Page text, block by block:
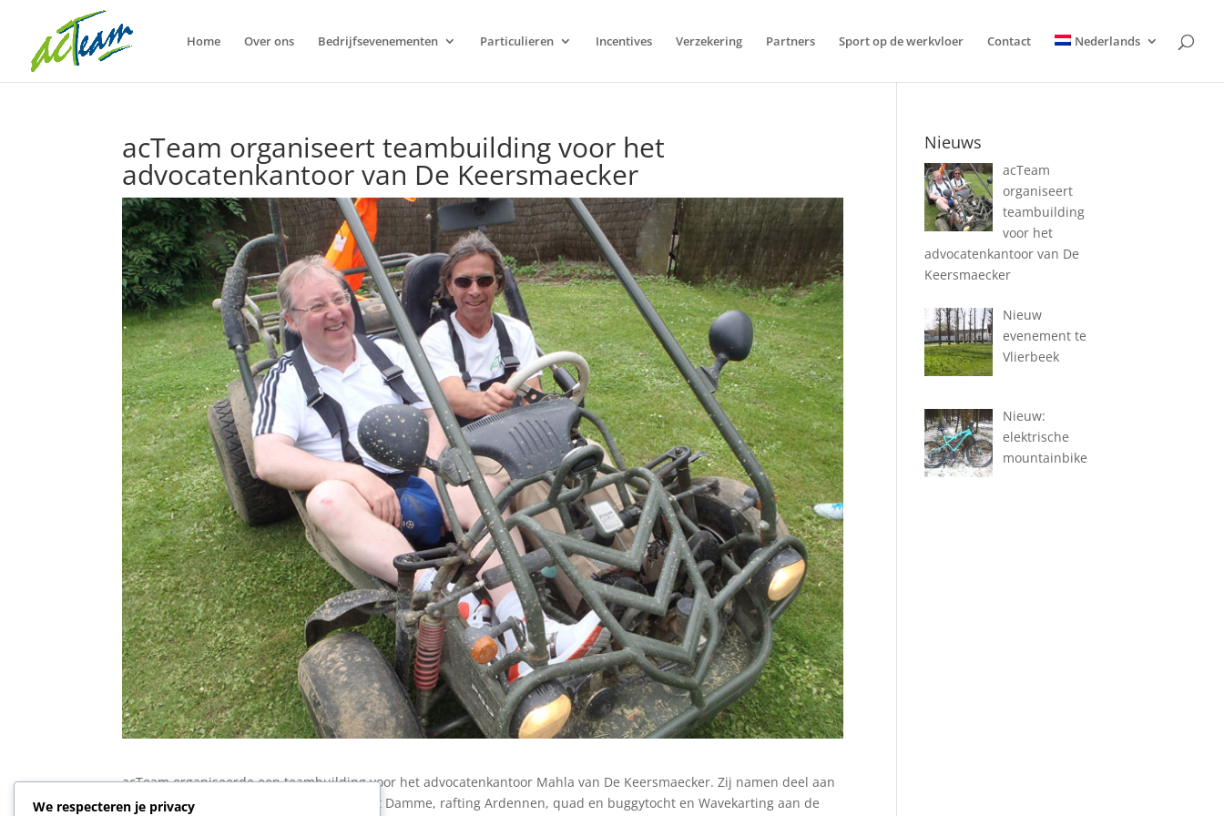
Home Over ons Bedrijfsevenementen Particulieren Incentives Verzekering Partners Sport op de werkvloer Contact Nederlands
acTeam organiseert teambuilding voor het
advocatenkantoor van De Keersmaecker
acTeam organiseerde een teambuilding voor het advocatenkantoor Mahla van De Keersmaecker. Zij namen deel aan
verschillende evenementen: schattenjacht Damme, rafting Ardennen, quad en buggytocht en Wavekarting aan de
Nieuws
acTeam
organiseert
teambuilding
voor het
advocatenkantoor van De
Keersmaecker
Nieuw
evenement te
Vlierbeek
Nieuw:
elektrische
mountainbike
We respecteren je privacy